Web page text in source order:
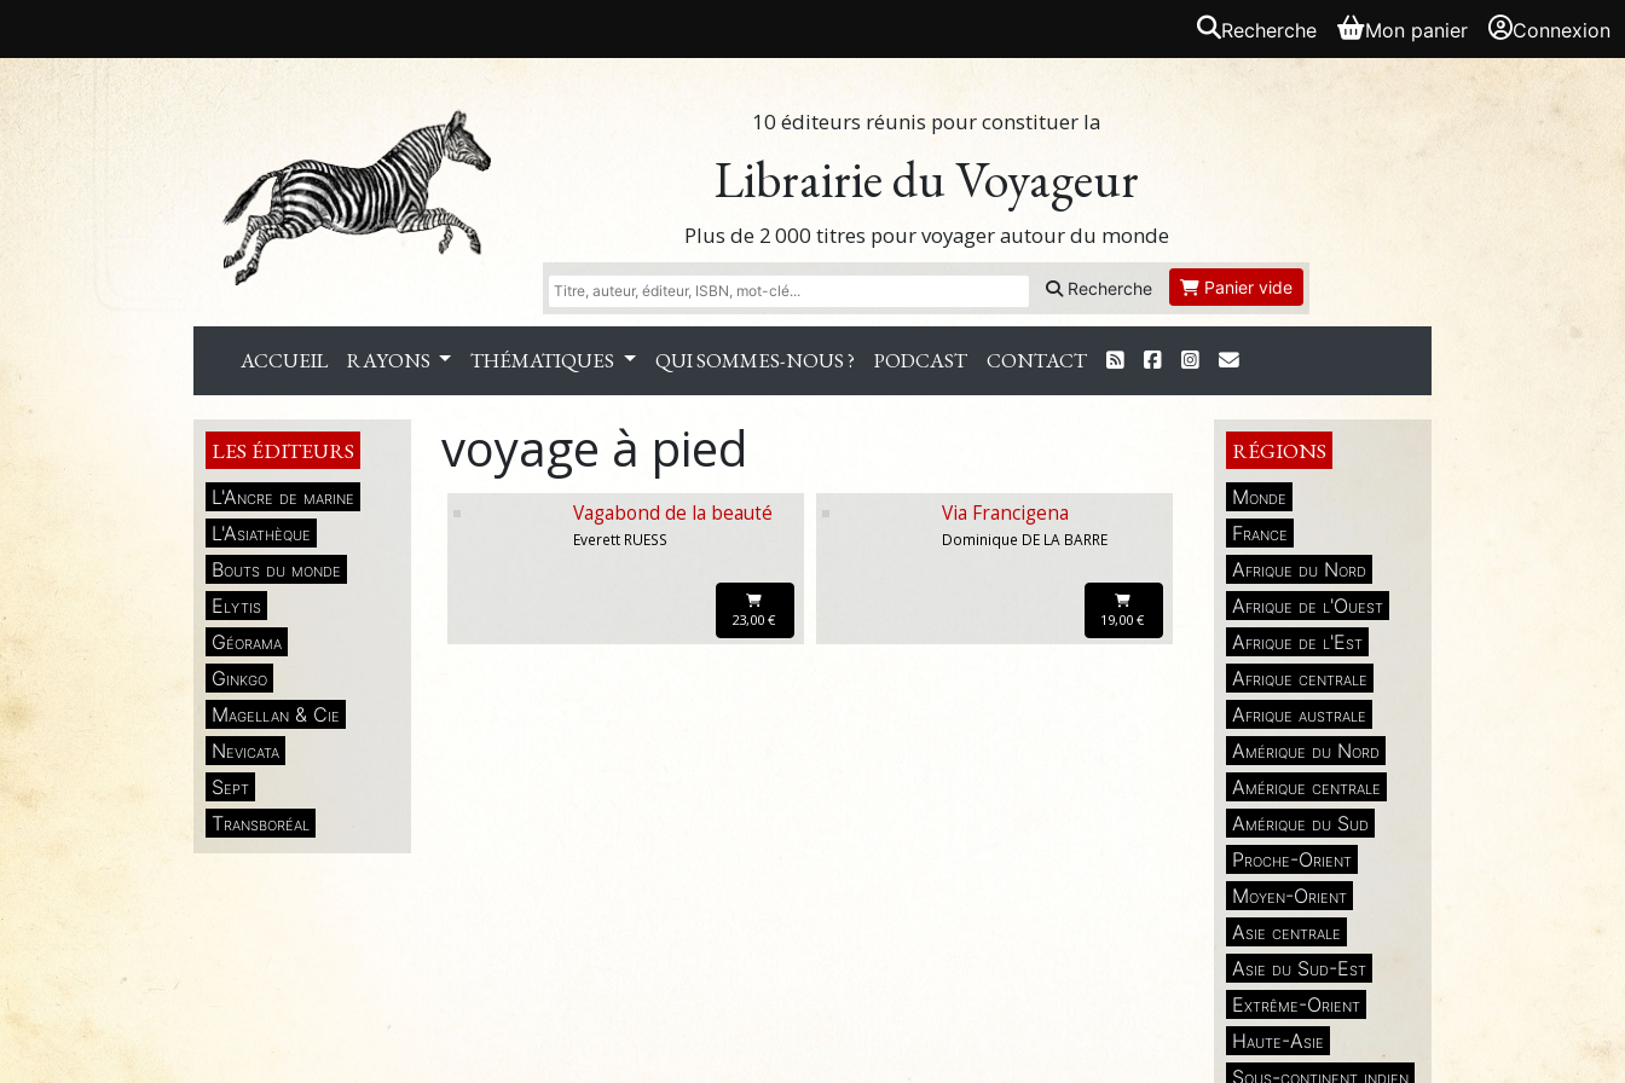
Recherche Mon panier Connexion
10 éditeurs réunis pour constituer la
Librairie du Voyageur
Plus de 2 000 titres pour voyager autour du monde
Recherche Panier vide
ACCUEIL RAYONS THÉMATIQUES QUI SOMMES-NOUS ? PODCAST CONTACT
LES ÉDITEURS
L'Ancre de marine
L'Asiathèque
Bouts du monde
Elytis
Géorama
Ginkgo
Magellan & Cie
Nevicata
Sept
Transboréal
RÉGIONS
Monde
France
Afrique du Nord
Afrique de l'Ouest
Afrique de l'Est
Afrique centrale
Afrique australe
Amérique du Nord
Amérique centrale
Amérique du Sud
Proche-Orient
Moyen-Orient
Asie centrale
Asie du Sud-Est
Extrême-Orient
Haute-Asie
Sous-continent indien
voyage à pied
Vagabond de la beauté
Everett RUESS
23,00 €
Via Francigena
Dominique DE LA BARRE
19,00 €